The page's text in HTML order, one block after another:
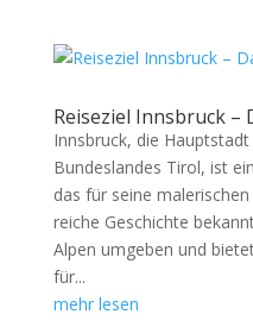
Reiseziel Innsbruck –
Innsbruck, die
Bundeslandes Tirol, ist
das für seine
reiche Geschichte
Alpen umgeben und
für...
mehr lesen